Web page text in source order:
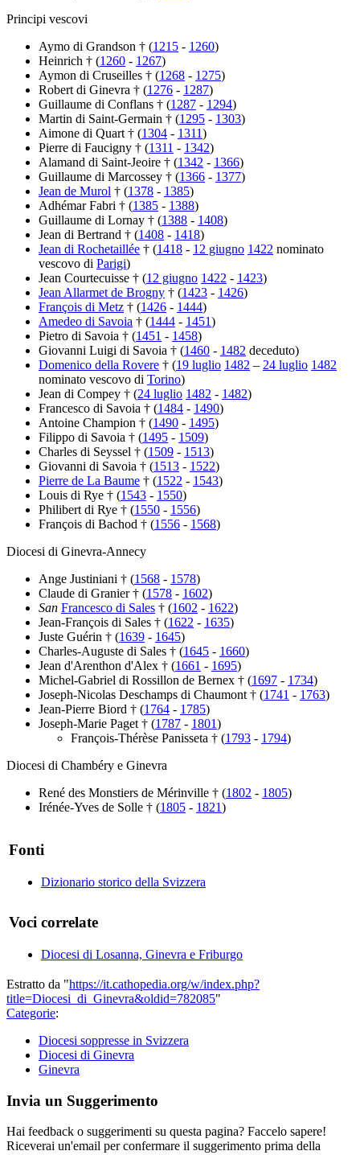
Principi vescovi
Aymo di Grandson † (1215 - 1260)
Heinrich † (1260 - 1267)
Aymon di Cruseilles † (1268 - 1275)
Robert di Ginevra † (1276 - 1287)
Guillaume di Conflans † (1287 - 1294)
Martin di Saint-Germain † (1295 - 1303)
Aimone di Quart † (1304 - 1311)
Pierre di Faucigny † (1311 - 1342)
Alamand di Saint-Jeoire † (1342 - 1366)
Guillaume di Marcossey † (1366 - 1377)
Jean de Murol † (1378 - 1385)
Adhémar Fabri † (1385 - 1388)
Guillaume di Lornay † (1388 - 1408)
Jean di Bertrand † (1408 - 1418)
Jean di Rochetaillée † (1418 - 12 giugno 1422 nominato
vescovo di Parigi)
Jean Courtecuisse † (12 giugno 1422 - 1423)
Jean Allarmet de Brogny † (1423 - 1426)
François di Metz † (1426 - 1444)
Amedeo di Savoia † (1444 - 1451)
Pietro di Savoia † (1451 - 1458)
Giovanni Luigi di Savoia † (1460 - 1482 deceduto)
Domenico della Rovere † (19 luglio 1482 – 24 luglio 1482
nominato vescovo di Torino)
Jean di Compey † (24 luglio 1482 - 1482)
Francesco di Savoia † (1484 - 1490)
Antoine Champion † (1490 - 1495)
Filippo di Savoia † (1495 - 1509)
Charles di Seyssel † (1509 - 1513)
Giovanni di Savoia † (1513 - 1522)
Pierre de La Baume † (1522 - 1543)
Louis di Rye † (1543 - 1550)
Philibert di Rye † (1550 - 1556)
François di Bachod † (1556 - 1568)
Diocesi di Ginevra-Annecy
Ange Justiniani † (1568 - 1578)
Claude di Granier † (1578 - 1602)
San Francesco di Sales † (1602 - 1622)
Jean-François di Sales † (1622 - 1635)
Juste Guérin † (1639 - 1645)
Charles-Auguste di Sales † (1645 - 1660)
Jean d'Arenthon d'Alex † (1661 - 1695)
Michel-Gabriel di Rossillon de Bernex † (1697 - 1734)
Joseph-Nicolas Deschamps di Chaumont † (1741 - 1763)
Jean-Pierre Biord † (1764 - 1785)
Joseph-Marie Paget † (1787 - 1801)
François-Thérèse Panisseta † (1793 - 1794)
Diocesi di Chambéry e Ginevra
René des Monstiers de Mérinville † (1802 - 1805)
Irénée-Yves de Solle † (1805 - 1821)
Fonti
Dizionario storico della Svizzera
Voci correlate
Diocesi di Losanna, Ginevra e Friburgo
Estratto da "https://it.cathopedia.org/w/index.php?
title=Diocesi_di_Ginevra&oldid=782085"
Categorie:
Diocesi soppresse in Svizzera
Diocesi di Ginevra
Ginevra
Invia un Suggerimento
Hai feedback o suggerimenti su questa pagina? Faccelo sapere!
Riceverai un'email per confermare il suggerimento prima della